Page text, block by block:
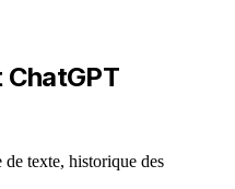
de texte, historique des